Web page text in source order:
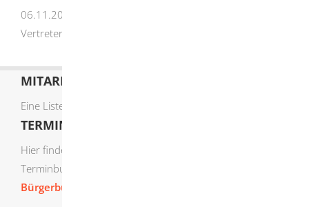
06.11.2025 Oberfinanzdirektion Baden-Württemberg als
Vertreterin des Finanzministeriums Baden-Württemberg
MITARBEITERLISTE
Eine Liste der Mitarbeiter von A-Z finden Sie
TERMIN ONLINE BUCHEN
Hier finden Sie die verfügbaren Sachgebiete zur Online-
Terminbuchung:
Bürgerbüro Termine online buchen